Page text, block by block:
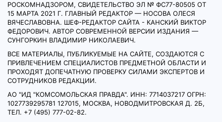
РОСКОМНАДЗОРОМ, СВИДЕТЕЛЬСТВО ЭЛ № ФС77-80505 ОТ
15 МАРТА 2021 Г. ГЛАВНЫЙ РЕДАКТОР — НОСОВА ОЛЕСЯ
ВЯЧЕСЛАВОВНА. ШЕФ-РЕДАКТОР САЙТА - КАНСКИЙ ВИКТОР
ФЕДОРОВИЧ. АВТОР СОВРЕМЕННОЙ ВЕРСИИ ИЗДАНИЯ —
СУНГОРКИН ВЛАДИМИР НИКОЛАЕВИЧ.
ВСЕ МАТЕРИАЛЫ, ПУБЛИКУЕМЫЕ НА САЙТЕ, СОЗДАЮТСЯ С
ПРИВЛЕЧЕНИЕМ СПЕЦИАЛИСТОВ ПРЕДМЕТНОЙ ОБЛАСТИ И
ПРОХОДЯТ ДОПЕЧАТНУЮ ПРОВЕРКУ СИЛАМИ ЭКСПЕРТОВ И
СОТРУДНИКОВ РЕДАКЦИИ.
АО "ИД "КОМСОМОЛЬСКАЯ ПРАВДА". ИНН: 7714037217 ОГРН:
1027739295781 127015, МОСКВА, НОВОДМИТРОВСКАЯ Д. 2Б,
ТЕЛ. +7 (495) 777-02-82.